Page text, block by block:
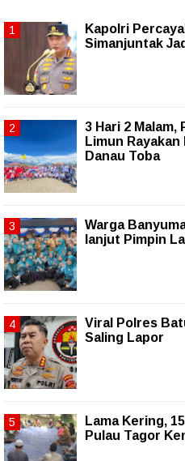
Kapolri
Simanjuntak
3 Hari 2 Malam,
Limun
Danau Toba
Warga
lanjut Pimpin
Viral Polres
Saling Lapor
Lama Kering,
Pulau Tagor